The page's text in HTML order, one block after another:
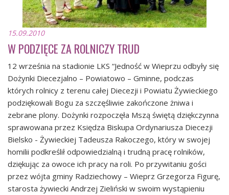
15.09.2010
W PODZIĘCE ZA ROLNICZY TRUD
12 września na stadionie LKS “Jedność w Wieprzu odbyły się
Dożynki Diecezjalno – Powiatowo – Gminne, podczas
których rolnicy z terenu całej Diecezji i Powiatu Żywieckiego
podziękowali Bogu za szczęśliwie zakończone żniwa i
zebrane plony. Dożynki rozpoczęła Mszą świętą dziękczynna
sprawowana przez Księdza Biskupa Ordynariusza Diecezji
Bielsko - Żywieckiej Tadeusza Rakoczego, który w swojej
homilii podkreślił odpowiedzialną i trudną pracę rolników,
dziękując za owoce ich pracy na roli. Po przywitaniu gości
przez wójta gminy Radziechowy – Wieprz Grzegorza Figurę,
starosta żywiecki Andrzej Zieliński w swoim wystąpieniu